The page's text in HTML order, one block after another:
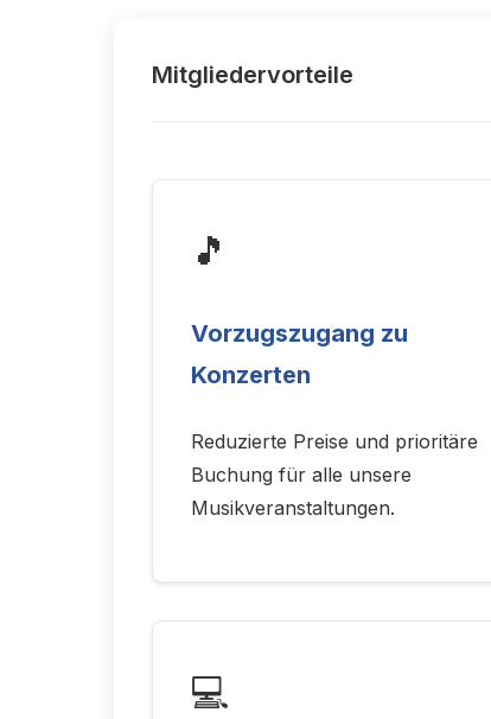
Mitgliedervorteile
🎵
Vorzugszugang zu
Konzerten
Reduzierte Preise und prioritäre
Buchung für alle unsere
Musikveranstaltungen.
💻